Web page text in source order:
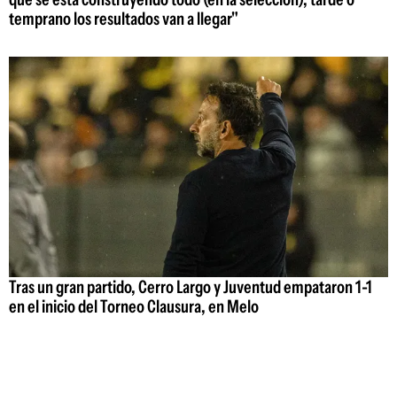
temprano los resultados van a llegar"
Tras un gran partido, Cerro Largo y Juventud empataron 1-1
en el inicio del Torneo Clausura, en Melo